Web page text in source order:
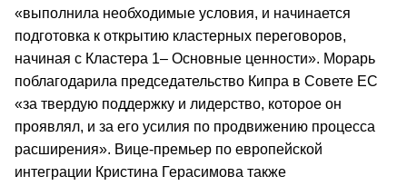
«выполнила необходимые условия, и начинается
подготовка к открытию кластерных переговоров,
начиная с Кластера 1– Основные ценности». Морарь
поблагодарила председательство Кипра в Совете ЕС
«за твердую поддержку и лидерство, которое он
проявлял, и за его усилия по продвижению процесса
расширения». Вице-премьер по европейской
интеграции Кристина Герасимова также